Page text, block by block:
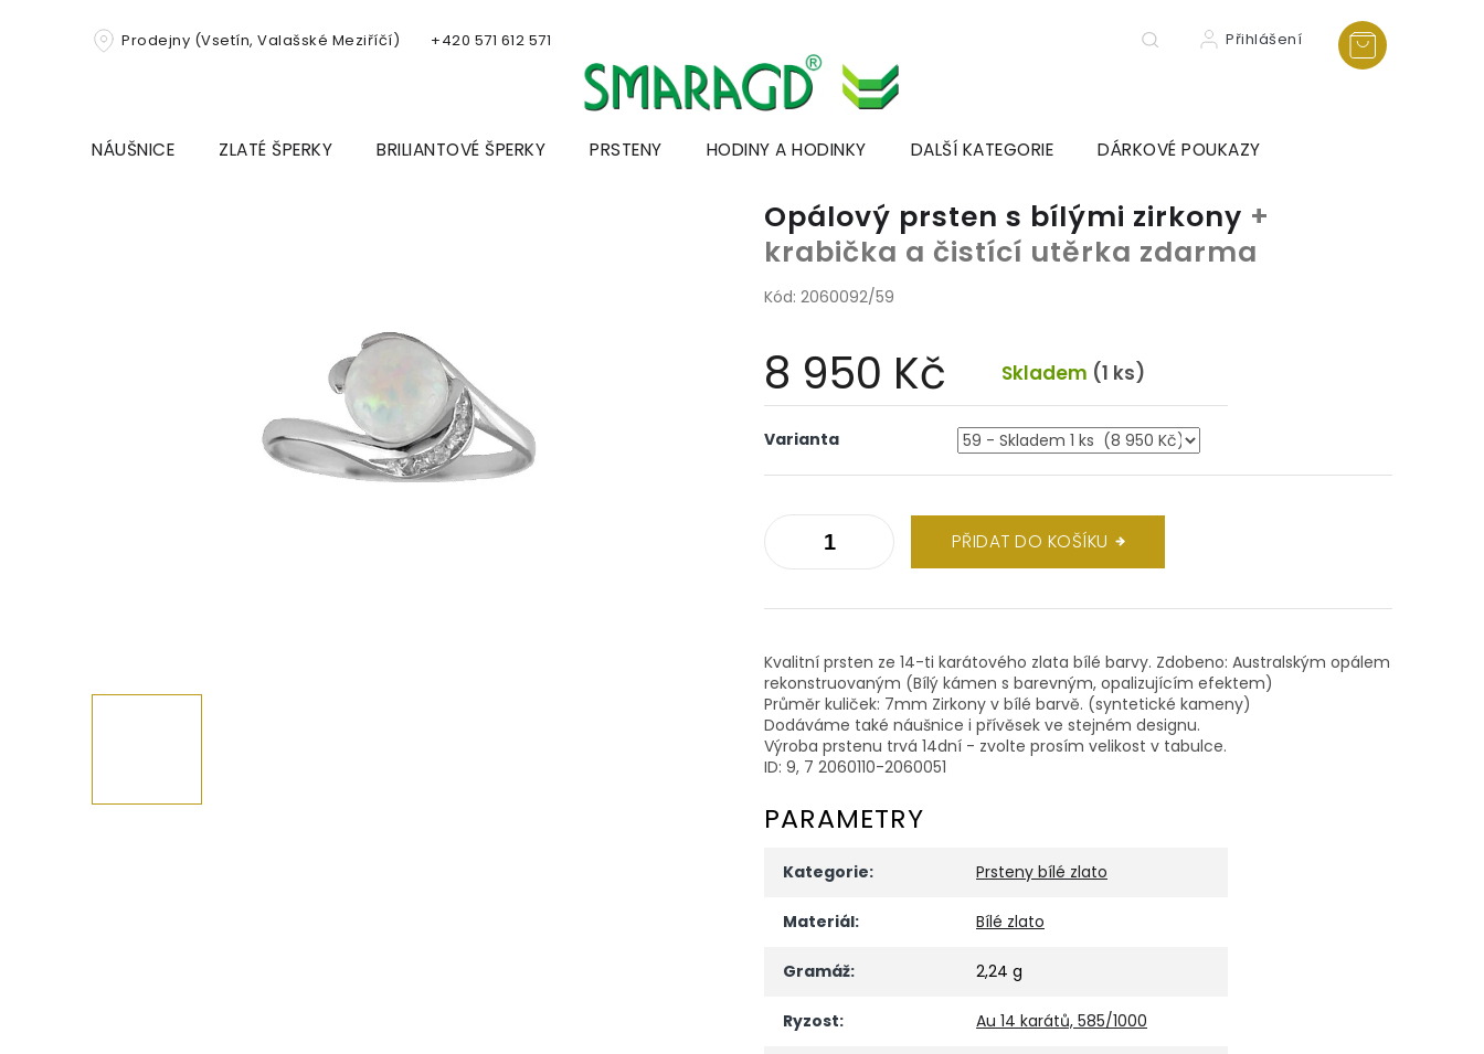
Prodejny (Vsetín, Valašské Meziříčí) +420 571 612 571 Přihlášení
NÁUŠNICE ZLATÉ ŠPERKY BRILIANTOVÉ ŠPERKY PRSTENY HODINY A HODINKY DALŠÍ KATEGORIE DÁRKOVÉ POUKAZY
Opálový prsten s bílými zirkony +
krabička a čistící utěrka zdarma
Kód: 2060092/59
8 950 Kč Skladem (1 ks)
cena:
Varianta
PŘIDAT DO KOŠÍKU
Kvalitní prsten ze 14-ti karátového zlata bílé barvy. Zdobeno: Australským opálem
rekonstruovaným (Bílý kámen s barevným, opalizujícím efektem)
Průměr kuliček: 7mm Zirkony v bílé barvě. (syntetické kameny)
Dodáváme také náušnice i přívěsek ve stejném designu.
Výroba prstenu trvá 14dní - zvolte prosím velikost v tabulce.
ID: 9, 7 2060110-2060051
PARAMETRY
Kategorie: Prsteny bílé zlato
Materiál: Bílé zlato
Gramáž: 2,24 g
Ryzost: Au 14 karátů, 585/1000